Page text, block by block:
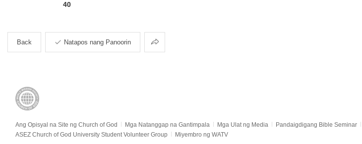
40
Back Natapos nang Panoorin Pagbabahagi
Ang Opisyal na Site ng Church of God Mga Natanggap na Gantimpala Mga Ulat ng Media Pandaigdigang Bible Seminar
ASEZ Church of God University Student Volunteer Group
Miyembro ng WATV